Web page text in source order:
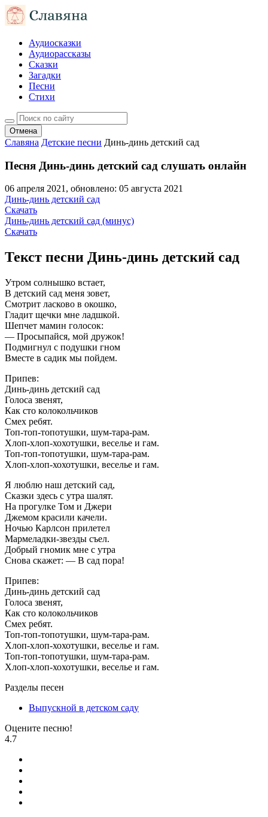
Аудиосказки
Аудиорассказы
Сказки
Загадки
Песни
Стихи
Отмена
Славяна Детские песни Динь-динь детский сад
Песня Динь-динь детский сад слушать онлайн
06 апреля 2021, обновлено: 05 августа 2021
Динь-динь детский сад
Скачать
Динь-динь детский сад (минус)
Скачать
Текст песни Динь-динь детский сад
Утром солнышко встает,
В детский сад меня зовет,
Смотрит ласково в окошко,
Гладит щечки мне ладшкой.
Шепчет мамин голосок:
— Просыпайся, мой дружок!
Подмигнул с подушки гном
Вместе в садик мы пойдем.
Припев:
Динь-динь детский сад
Голоса звенят,
Как сто колокольчиков
Смех ребят.
Топ-топ-топотушки, шум-тара-рам.
Хлоп-хлоп-хохотушки, веселье и гам.
Топ-топ-топотушки, шум-тара-рам.
Хлоп-хлоп-хохотушки, веселье и гам.
Я люблю наш детский сад,
Сказки здесь с утра шалят.
На прогулке Том и Джери
Джемом красили качели.
Ночью Карлсон прилетел
Мармеладки-звезды съел.
Добрый гномик мне с утра
Снова скажет: — В сад пора!
Припев:
Динь-динь детский сад
Голоса звенят,
Как сто колокольчиков
Смех ребят.
Топ-топ-топотушки, шум-тара-рам.
Хлоп-хлоп-хохотушки, веселье и гам.
Топ-топ-топотушки, шум-тара-рам.
Хлоп-хлоп-хохотушки, веселье и гам.
Разделы песен
Выпускной в детском саду
Оцените песню!
4.7